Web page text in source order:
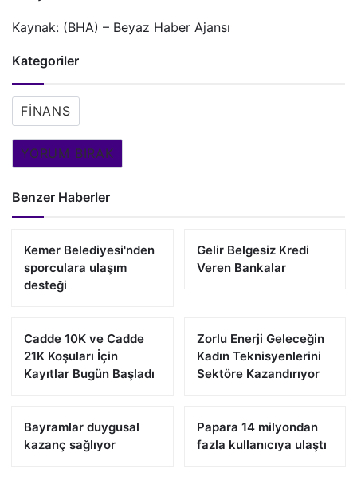
Kaynak: (BHA) – Beyaz Haber Ajansı
Kategoriler
FINANS
YORUM BIRAK
Benzer Haberler
Kemer Belediyesi'nden
sporculara ulaşım
desteği
Gelir Belgesiz Kredi
Veren Bankalar
Cadde 10K ve Cadde
21K Koşuları İçin
Kayıtlar Bugün Başladı
Zorlu Enerji Geleceğin
Kadın Teknisyenlerini
Sektöre Kazandırıyor
Bayramlar duygusal
kazanç sağlıyor
Papara 14 milyondan
fazla kullanıcıya ulaştı